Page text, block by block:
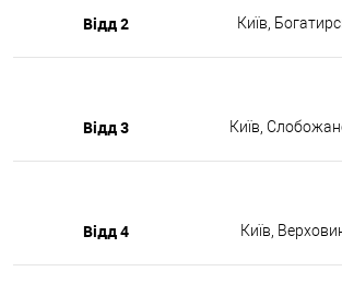
Відд 2 Київ,
Відд 3 Київ,
Відд 4 Київ,